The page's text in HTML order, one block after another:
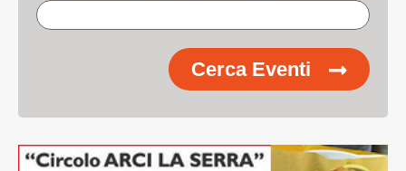
Cerca Eventi